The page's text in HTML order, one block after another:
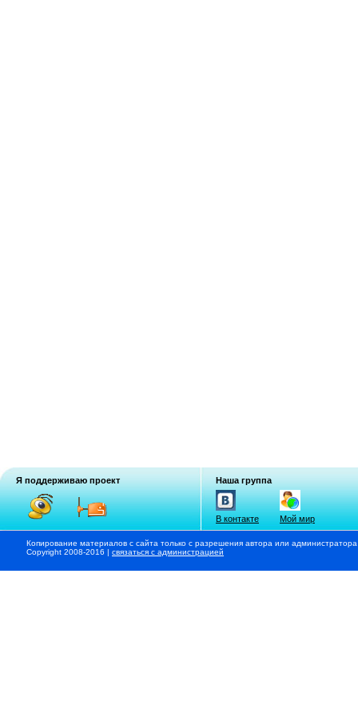
Я поддерживаю проект Наша группа
В контакте Мой мир
Копирование материалов с сайта только с разрешения автора или
Copyright 2008-2016 | связаться с администрацией